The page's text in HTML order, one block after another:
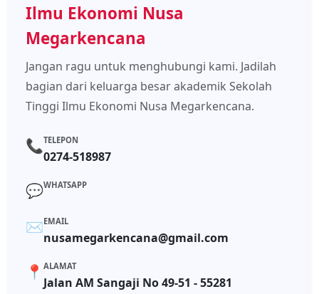
Ilmu Ekonomi Nusa
Megarkencana
Jangan ragu untuk menghubungi kami. Jadilah
bagian dari keluarga besar akademik Sekolah
Tinggi Ilmu Ekonomi Nusa Megarkencana.
📞TELEPON
0274-518987
💬WHATSAPP
✉️EMAIL
nusamegarkencana@gmail.com
📍 ALAMAT
Jalan AM Sangaji No 49-51 - 55281